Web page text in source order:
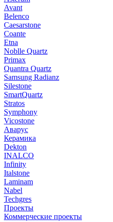
Avant
Belenco
Caesarstone
Coante
Etna
Noblle Quartz
Primax
Quantra Quartz
Samsung Radianz
Silestone
SmartQuartz
Stratos
Symphony
Vicostone
Аварус
Керамика
Dekton
INALCO
Infinity
Italstone
Laminam
Nabel
Techgres
Проекты
Коммерческие проекты